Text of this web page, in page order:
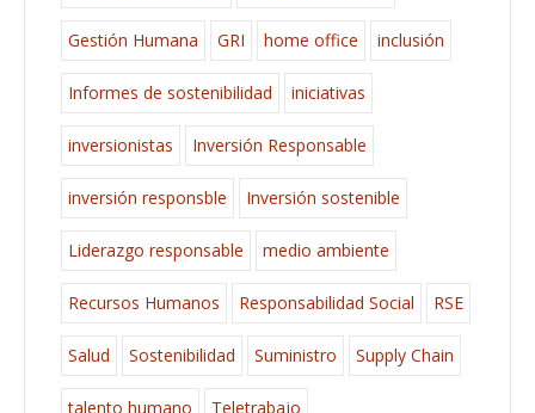
Gestión Humana GRI home office inclusión
Informes de sostenibilidad iniciativas
inversionistas Inversión Responsable
inversión responsble Inversión sostenible
Liderazgo responsable medio ambiente
Recursos Humanos Responsabilidad Social RSE
Salud Sostenibilidad Suministro Supply Chain
talento humano Teletrabajo